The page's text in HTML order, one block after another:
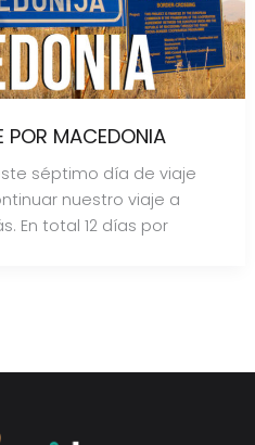
POR MACEDONIA
séptimo día de viaje
nuestro viaje a
En total 12 días por